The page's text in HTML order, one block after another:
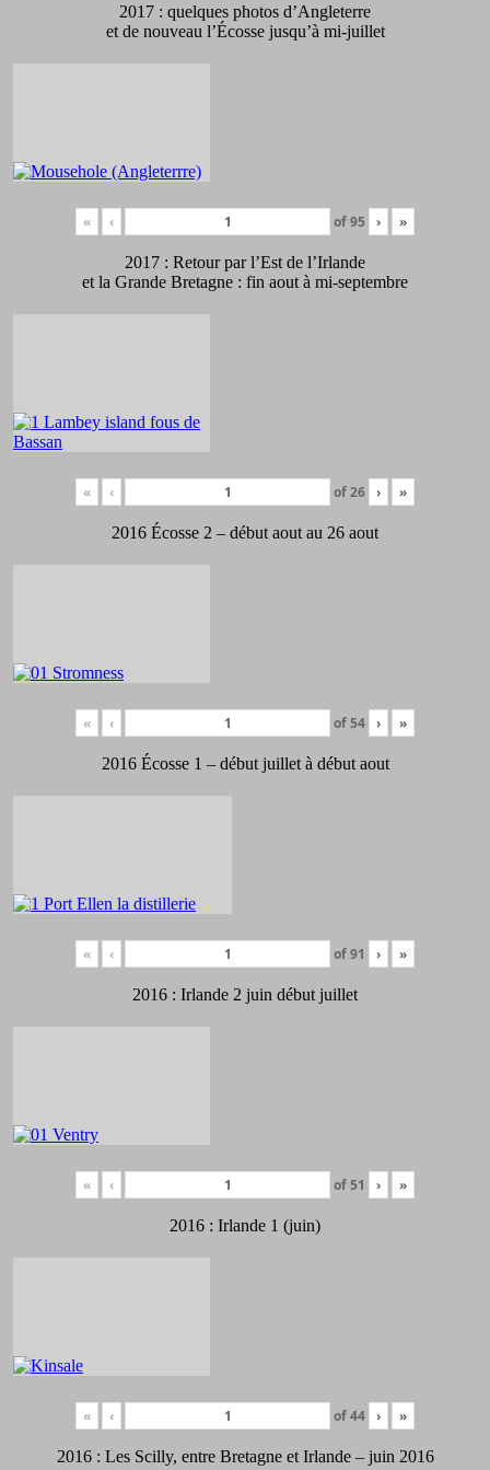
2017 : quelques photos d’Angleterre
et de nouveau l’Écosse jusqu’à mi-juillet
« ‹ of95 › »
2017 : Retour par l’Est de l’Irlande
et la Grande Bretagne : fin aout à mi-septembre
« ‹ of26 › »
2016 Écosse 2 – début aout au 26 aout
« ‹ of54 › »
2016 Écosse 1 – début juillet à début aout
« ‹ of91 › »
2016 : Irlande 2 juin début juillet
« ‹ of51 › »
2016 : Irlande 1 (juin)
« ‹ of44 › »
2016 : Les Scilly, entre Bretagne et Irlande – juin 2016